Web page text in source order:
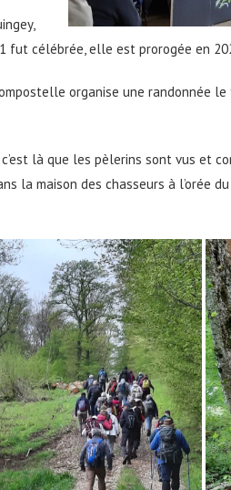
fut célébrée, elle est prorogée en
organise une randonnée
là que les pèlerins sont vus et
maison des chasseurs à l’orée du